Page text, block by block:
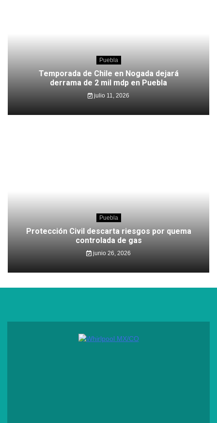
Puebla
Temporada de Chile en Nogada dejará
derrama de 2 mil mdp en Puebla
julio 11, 2026
Puebla
Protección Civil descarta riesgos por quema
controlada de gas
junio 26, 2026